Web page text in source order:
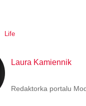
Life
Laura Kamiennik
Redaktorka portalu